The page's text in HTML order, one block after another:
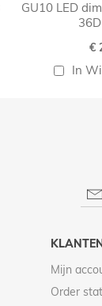
GU10 LED
€
In
Mijn
Order